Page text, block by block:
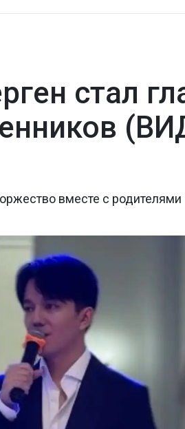
стал
вместе с родителями